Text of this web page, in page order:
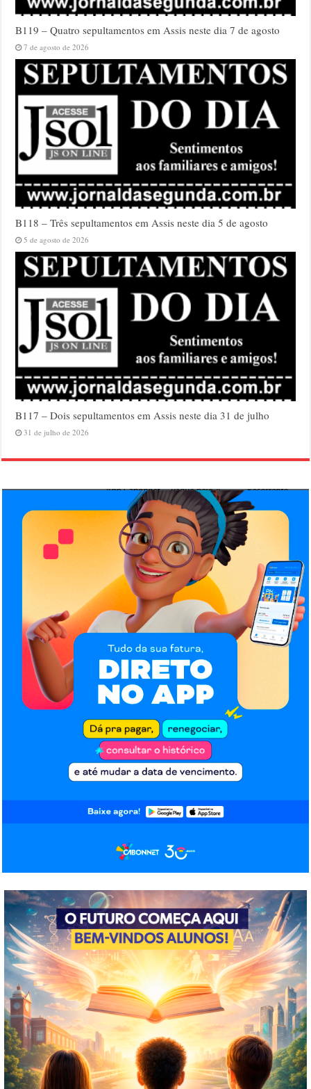
B119 – Quatro sepultamentos em Assis neste dia 7 de agosto
7 de agosto de 2026
B118 – Três sepultamentos em Assis neste dia 5 de agosto
5 de agosto de 2026
B117 – Dois sepultamentos em Assis neste dia 31 de julho
31 de julho de 2026